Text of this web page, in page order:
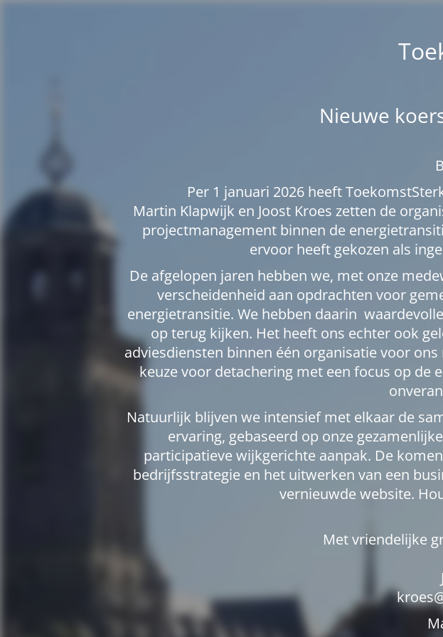
Nieuwe
Per 1 januari 2026 heeft
Martin Klapwijk en Joost Kroes zetten de
projectmanagement binnen de
ervoor heeft gekozen als
De afgelopen jaren hebben we, met onze
verscheidenheid aan opdrachten voor
energietransitie. We hebben daarin
op terug kijken. Het heeft ons echter ook
adviesdiensten binnen één organisatie voor
keuze voor detachering met een focus op de
Natuurlijk blijven we intensief met elkaar de
ervaring, gebaseerd op onze
participatieve wijkgerichte aanpak. De
bedrijfsstrategie en het uitwerken van een
vernieuwde website.
Met vriendelijke